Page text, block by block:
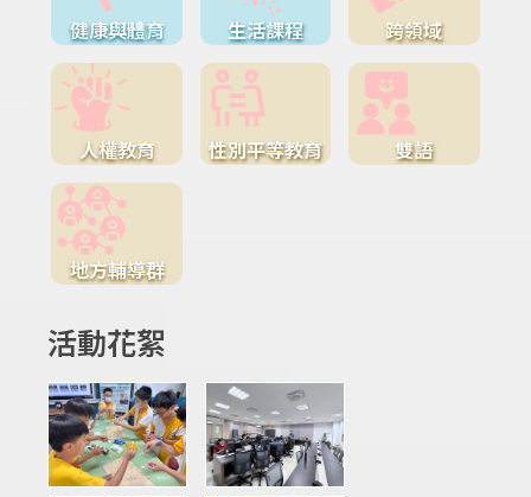
健康與體育 生活課程 跨領域
人權教育 性別平等教育 雙語
地方輔導群
活動花絮